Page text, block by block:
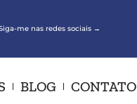
me nas redes sociais →
BLOG CONTATO